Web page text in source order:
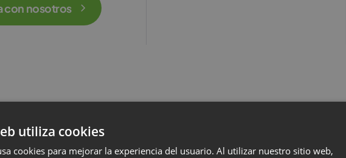
con nosotros
ENGLISH
utiliza cookies
cookies para mejorar la experiencia del usuario. Al utilizar nuestro sitio web,